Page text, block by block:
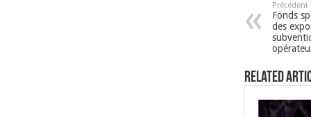
Précédent
Fonds
des
Related